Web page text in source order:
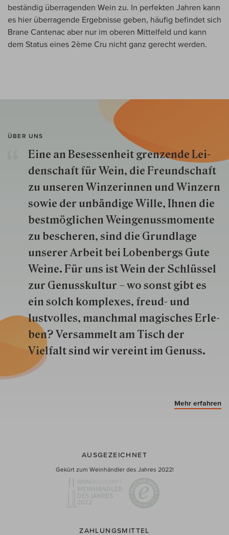
beständig überragenden Wein zu. In perfekten Jahren kann
es hier überragende Ergebnisse geben, häufig befindet sich
Brane Cantenac aber nur im oberen Mittelfeld und kann
dem Status eines 2ème Cru nicht ganz gerecht werden.
ÜBER UNS
Eine an Besessenheit gren­zende Lei­
den­schaft für Wein, die Freund­schaft
zu unseren Win­zer­innen und Win­zern
so­wie der un­bän­dige Wille, Ihnen die
best­mög­lich­en Wein­genuss­momente
zu besche­ren, sind die Grund­lage
unserer Arbeit bei Lobenbergs Gute
Weine. Für uns ist Wein der Schlüs­sel
zur Genuss­kultur – wo sonst gibt es
ein solch kom­plexes, freud- und
lustvolles, manchmal ma­gisch­es Er­le­
ben? Versammelt am Tisch der
Vielfalt sind wir ver­eint im Genuss.
Mehr erfahren
AUSGEZEICHNET
Gekürt zum Weinhändler des Jahres 2022!
ZAHLUNGSMITTEL